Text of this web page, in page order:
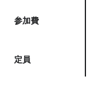
参加費
定員